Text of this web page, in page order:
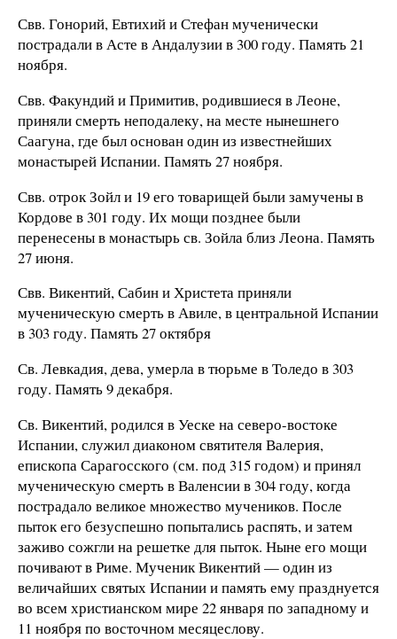
Свв. Гонорий, Евтихий и Стефан мученически
пострадали в Асте в Андалузии в 300 году. Память 21
ноября.
Свв. Факундий и Примитив, родившиеся в Леоне,
приняли смерть неподалеку, на месте нынешнего
Саагуна, где был основан один из известнейших
монастырей Испании. Память 27 ноября.
Свв. отрок Зойл и 19 его товарищей были замучены в
Кордове в 301 году. Их мощи позднее были
перенесены в монастырь св. Зойла близ Леона. Память
27 июня.
Свв. Викентий, Сабин и Христета приняли
мученическую смерть в Авиле, в центральной Испании
в 303 году. Память 27 октября
Св. Левкадия, дева, умерла в тюрьме в Толедо в 303
году. Память 9 декабря.
Св. Викентий, родился в Уеске на северо-востоке
Испании, служил диаконом святителя Валерия,
епископа Сарагосского (см. под 315 годом) и принял
мученическую смерть в Валенсии в 304 году, когда
пострадало великое множество мучеников. После
пыток его безуспешно попытались распять, и затем
заживо сожгли на решетке для пыток. Ныне его мощи
почивают в Риме. Мученик Викентий — один из
величайших святых Испании и память ему празднуется
во всем христианском мире 22 января по западному и
11 ноября по восточном месяцеслову.